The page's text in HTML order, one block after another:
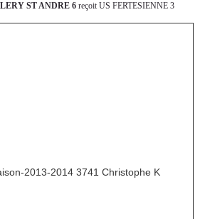
ST ANDRE 6reçoit US FERTESIENNE 3